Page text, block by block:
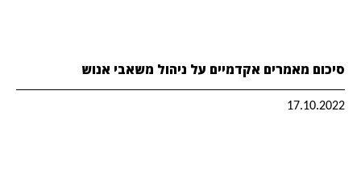
סיכום מאמרים אקדמיים על ניהול משאבי אנוש
17.10.2022